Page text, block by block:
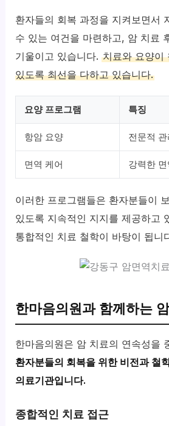
환자들의 회복 과정을 지켜보면서
수 있는 여건을 마련하고, 암 치료
기울이고 있습니다.치료와 요양이
있도록 최선을 다하고 있습니다.
요양 프로그램 특징
항암 요양 전문적
면역 케어 강력한
이러한 프로그램들은 환자분들이
있도록 지속적인 지지를 제공하고
통합적인 치료 철학이 바탕이 됩니
한마음의원과 함께하는
한마음의원은 암 치료의 연속성을
환자분들의 회복을 위한 비전과 철
의료기관입니다.
종합적인 치료 접근